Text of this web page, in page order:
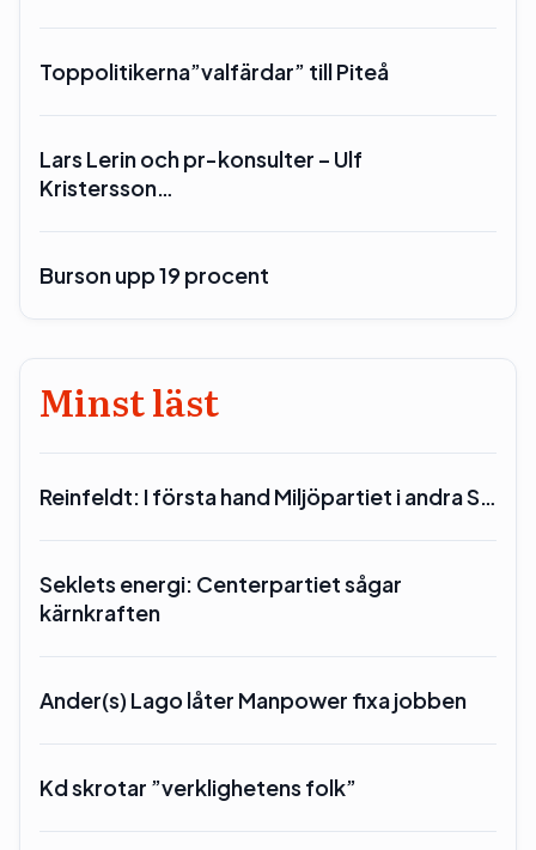
Toppolitikerna”valfärdar” till Piteå
Lars Lerin och pr-konsulter – Ulf
Kristersson…
Burson upp 19 procent
Minst läst
Reinfeldt: I första hand Miljöpartiet i andra S…
Seklets energi: Centerpartiet sågar
kärnkraften
Ander(s) Lago låter Manpower fixa jobben
Kd skrotar ”verklighetens folk”